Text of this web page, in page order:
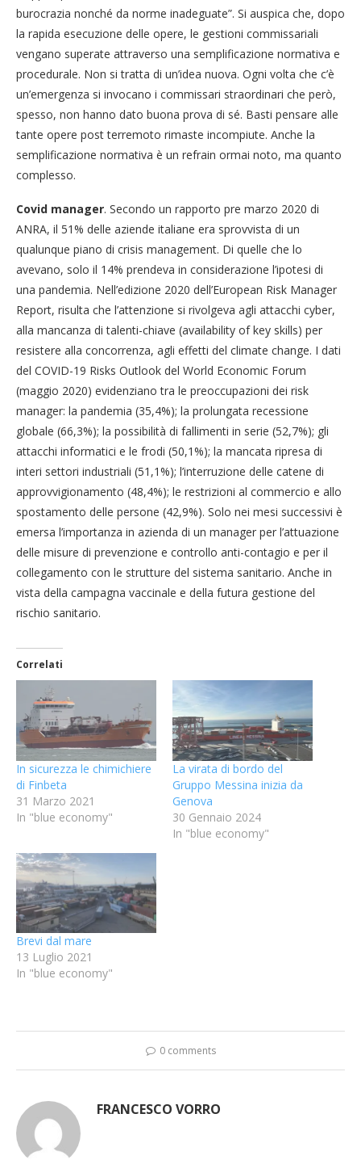
burocrazia nonché da norme inadeguate”. Si auspica che, dopo
la rapida esecuzione delle opere, le gestioni commissariali
vengano superate attraverso una semplificazione normativa e
procedurale. Non si tratta di un’idea nuova. Ogni volta che c’è
un’emergenza si invocano i commissari straordinari che però,
spesso, non hanno dato buona prova di sé. Basti pensare alle
tante opere post terremoto rimaste incompiute. Anche la
semplificazione normativa è un refrain ormai noto, ma quanto
complesso.
Covid manager. Secondo un rapporto pre marzo 2020 di
ANRA, il 51% delle aziende italiane era sprovvista di un
qualunque piano di crisis management. Di quelle che lo
avevano, solo il 14% prendeva in considerazione l’ipotesi di
una pandemia. Nell’edizione 2020 dell’European Risk Manager
Report, risulta che l’attenzione si rivolgeva agli attacchi cyber,
alla mancanza di talenti-chiave (availability of key skills) per
resistere alla concorrenza, agli effetti del climate change. I dati
del COVID-19 Risks Outlook del World Economic Forum
(maggio 2020) evidenziano tra le preoccupazioni dei risk
manager: la pandemia (35,4%); la prolungata recessione
globale (66,3%); la possibilità di fallimenti in serie (52,7%); gli
attacchi informatici e le frodi (50,1%); la mancata ripresa di
interi settori industriali (51,1%); l’interruzione delle catene di
approvvigionamento (48,4%); le restrizioni al commercio e allo
spostamento delle persone (42,9%). Solo nei mesi successivi è
emersa l’importanza in azienda di un manager per l’attuazione
delle misure di prevenzione e controllo anti-contagio e per il
collegamento con le strutture del sistema sanitario. Anche in
vista della campagna vaccinale e della futura gestione del
rischio sanitario.
Correlati
In sicurezza le chimichiere
di Finbeta
31 Marzo 2021
In "blue economy"
La virata di bordo del
Gruppo Messina inizia da
Genova
30 Gennaio 2024
In "blue economy"
Brevi dal mare
13 Luglio 2021
In "blue economy"
0 comments
FRANCESCO VORRO